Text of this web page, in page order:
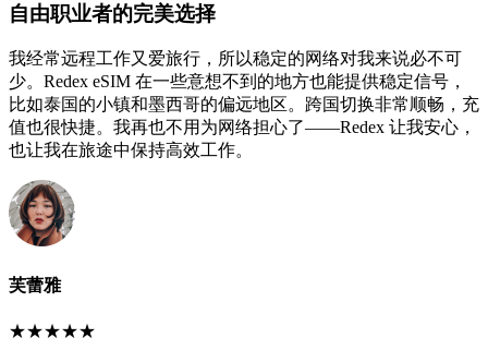
自由职业者的完美选择
我经常远程工作又爱旅行，所以稳定的网络对我来说必不可
少。Redex eSIM 在一些意想不到的地方也能提供稳定信号，
比如泰国的小镇和墨西哥的偏远地区。跨国切换非常顺畅，充
值也很快捷。我再也不用为网络担心了——Redex 让我安心，
也让我在旅途中保持高效工作。
芙蕾雅
★★★★★